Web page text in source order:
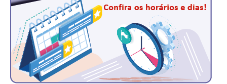
ACORDOS, CONVENÇÕES E DISSÍDIOS
CONTRIBUIÇÕES
CONTRIBUIÇÃO ASSISTENCIAL
CONTRIBUIÇÃO ASSOCIATIVA OU ANUIDADE DE SÓCIO